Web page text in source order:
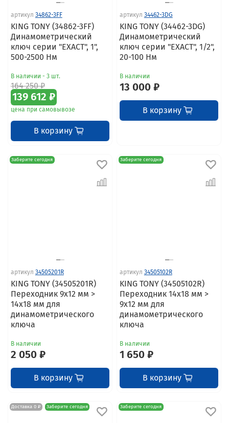
артикул 34862-3FF
KING TONY (34862-3FF)
Динамометрический
ключ серии "EXACT", 1",
500-2500 Нм
В наличии - 3 шт.
164 250 ₽
139 612 ₽
цена при самовывозе
В корзину
артикул 34462-3DG
KING TONY (34462-3DG)
Динамометрический
ключ серии "EXACT", 1/2",
20-100 Нм
В наличии
13 000 ₽
В корзину
Заберите сегодня
артикул 34505201R
KING TONY (34505201R)
Переходник 9х12 мм >
14х18 мм для
динамометрического
ключа
В наличии
2 050 ₽
В корзину
Заберите сегодня
артикул 34505102R
KING TONY (34505102R)
Переходник 14х18 мм >
9х12 мм для
динамометрического
ключа
В наличии
1 650 ₽
В корзину
Доставка 0 ₽ Заберите сегодня Заберите сегодня